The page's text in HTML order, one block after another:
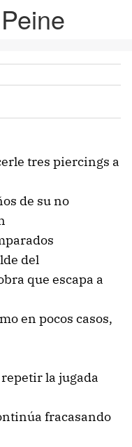
tres piercings a
de su no
del
que escapa a
en pocos casos,
la jugada
fracasando